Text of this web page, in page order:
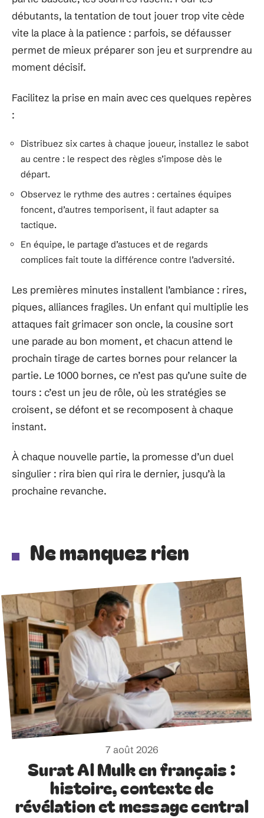
débutants, la tentation de tout jouer trop vite cède
vite la place à la patience : parfois, se défausser
permet de mieux préparer son jeu et surprendre au
moment décisif.
Facilitez la prise en main avec ces quelques repères
:
Distribuez six cartes à chaque joueur, installez le sabot
au centre : le respect des règles s’impose dès le
départ.
Observez le rythme des autres : certaines équipes
foncent, d’autres temporisent, il faut adapter sa
tactique.
En équipe, le partage d’astuces et de regards
complices fait toute la différence contre l’adversité.
Les premières minutes installent l’ambiance : rires,
piques, alliances fragiles. Un enfant qui multiplie les
attaques fait grimacer son oncle, la cousine sort
une parade au bon moment, et chacun attend le
prochain tirage de cartes bornes pour relancer la
partie. Le 1000 bornes, ce n’est pas qu’une suite de
tours : c’est un jeu de rôle, où les stratégies se
croisent, se défont et se recomposent à chaque
instant.
À chaque nouvelle partie, la promesse d’un duel
singulier : rira bien qui rira le dernier, jusqu’à la
prochaine revanche.
Ne manquez rien
7 août 2026
Surat Al Mulk en français :
histoire, contexte de
révélation et message central